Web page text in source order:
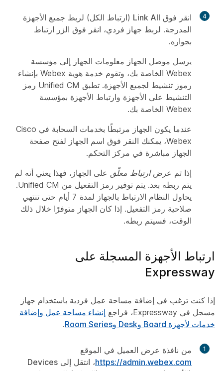
4 انقر فوق Link All (ارتباط الكل) لربط جميع الأجهزة
المدرجة. لربط جهاز فردي، انقر فوق الزر ارتباط
بجواره.
يرسل موصل الجهاز معلومات الجهاز إلى مؤسسة
Webex الخاصة بك، وتقوم خدمة هوية Webex بإنشاء
رموز تنشيط لجميع الأجهزة. تطبق Unified CM رمز
التنشيط على الأجهزة وارتباط الأجهزة بمؤسسة
Webex الخاصة بك.
عندما يكون الجهاز مرتبطًا بخدمات السحابة في Cisco
Webex، يمكنك النقر فوق اسم الجهاز لفتح صفحة
الجهاز مباشرة في مركز التحكم.
إذا تم عرضارتباط معلّق على الجهاز، فهذا يعني أنه لم
يتم ربطه بعد. يتم توفير رمز التفعيل من Unified CM.
يحاول النظام الارتباط بالجهاز لمدة 7 أيام حتى تنتهي
صلاحية رمز التفعيل. إذا كان الجهاز متوفرًا خلال ذلك
الوقت، فسيتم ربطه.
ارتباط الأجهزة المسجلة على
Expressway
إذا كنت ترغب في إضافة مساحة عمل فردية باستخدام جهاز
مسجل في Expressway، فراجع
إنشاء مساحة عمل وإضافة
خدمات لأجهزة Board وDesk وRoom Series
.
1
من نافذة عرض العميل في الموقع
https://admin.webex.com، انتقل إلى Devices